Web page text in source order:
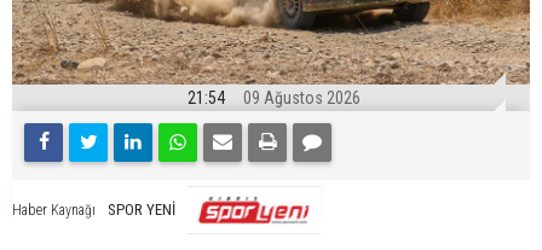
21:54 09 Ağustos 2026
Haber Kaynağı SPOR YENİ